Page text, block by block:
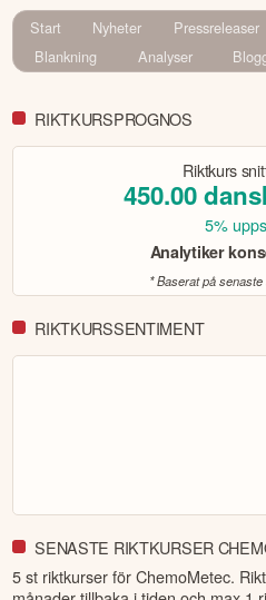
Start Nyheter Pressreleaser
Blankning
Analyser
RIKTKURSPROGNOS
Riktkurs
450.00
5%
Analytiker
* Baserat på
RIKTKURSSENTIMENT
SENASTE RIKTKURSER
5 st riktkurser för ChemoMetec.